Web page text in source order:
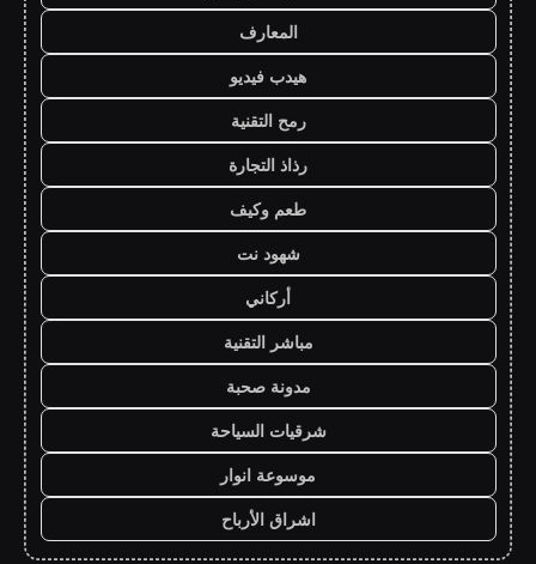
المعارف
هيدب فيديو
رمح التقنية
رذاذ التجارة
طعم وكيف
شهود نت
أركاني
مباشر التقنية
مدونة صحبة
شرقيات السياحة
موسوعة انوار
اشراق الأرباح